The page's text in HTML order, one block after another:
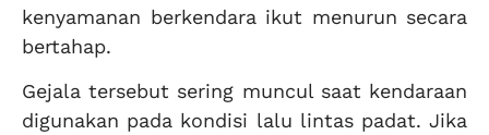
kenyamanan berkendara ikut menurun secara
bertahap.
Gejala tersebut sering muncul saat kendaraan
digunakan pada kondisi lalu lintas padat. Jika